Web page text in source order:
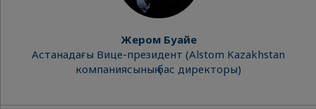
Жером Буайе
Астанадағы Вице-президент (Alstom Kazakhstan
компаниясының бас директоры)